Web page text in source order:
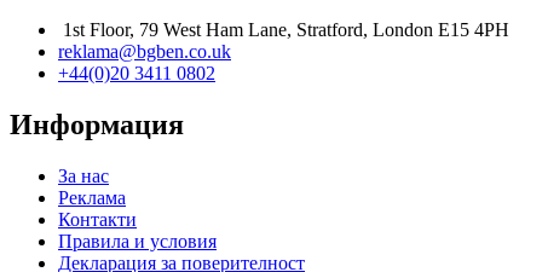
1st Floor, 79 West Ham Lane, Stratford, London E15 4PH
reklama@bgben.co.uk
+44(0)20 3411 0802
Информация
За нас
Реклама
Контакти
Правила и условия
Декларация за поверителност